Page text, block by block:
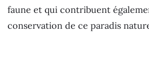
faune et qui contribuent
conservation de ce paradis